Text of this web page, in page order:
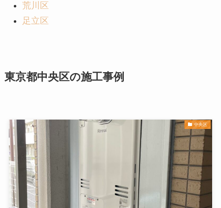
荒川区
足立区
東京都中央区の施工事例
中央区